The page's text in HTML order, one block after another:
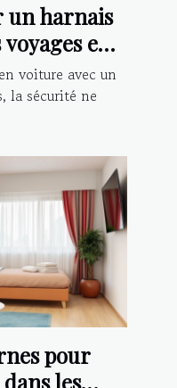
un harnais
en
chien
voiture avec un
la sécurité ne
pour
les